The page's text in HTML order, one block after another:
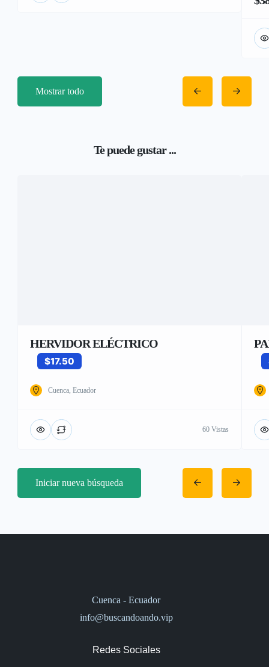
Mostrar todo
Te puede gustar ...
HERVIDOR ELÉCTRICO
$17.50
Cuenca, Ecuador
60 Vistas
Iniciar nueva búsqueda
Cuenca - Ecuador
info@buscandoando.vip
Redes Sociales